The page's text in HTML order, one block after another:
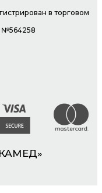
в торговом
№564258